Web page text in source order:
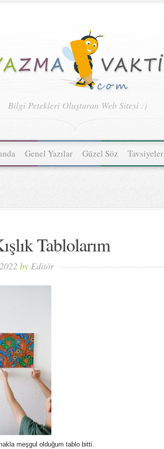
Bilgi Petekleri Oluşturan Web Sitesi :)
Genel Yazılar Güzel Söz Tavsiyeler
Tablolarım
by Editör
meşgul olduğum tablo bitti.